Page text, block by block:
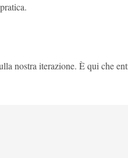
nostra iterazione. È qui che